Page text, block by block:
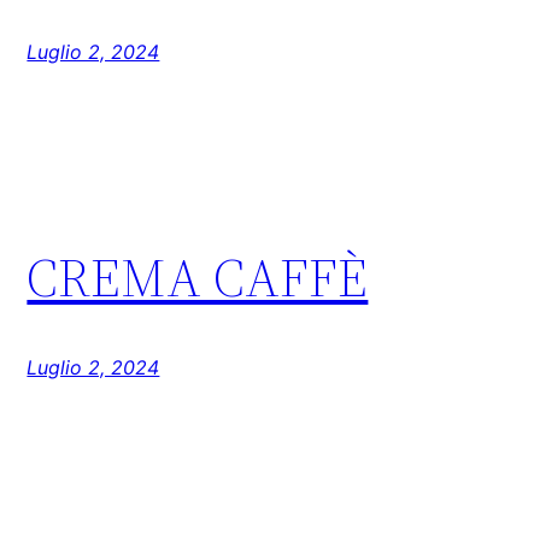
Luglio 2, 2024
CREMA CAFFÈ
Luglio 2, 2024